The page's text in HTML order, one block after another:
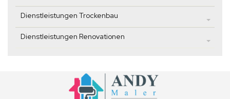
Dienstleistungen Trockenbau
Dienstleistungen Renovationen